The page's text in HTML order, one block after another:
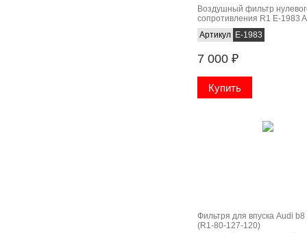
Воздушный фильтр
сопротивления R1 E-1983
A7
Артикул E-1983
7 000 ₽
Фильтря для впуска Audi b8
(R1-80-127-120)